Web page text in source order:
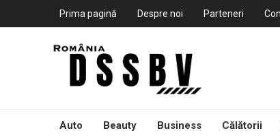
Prima pagină Despre noi Parteneri
Auto Beauty Business Călătorii